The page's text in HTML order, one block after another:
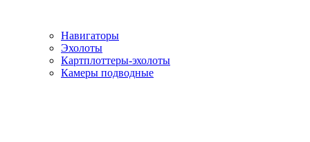
Навигаторы
Эхолоты
Картплоттеры-эхолоты
Камеры подводные